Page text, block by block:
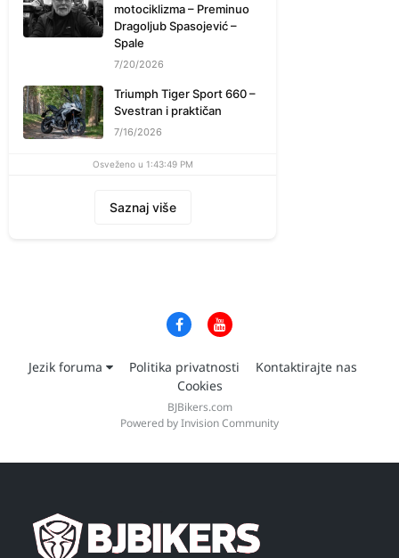
motociklizma – Preminuo
Dragoljub Spasojević –
Spale
7/20/2026
Triumph Tiger Sport 660 –
Svestran i praktičan
7/16/2026
Osveženo u 1:43:49 PM
Saznaj više
Jezik foruma Politika privatnosti
Kontaktirajte nas
Cookies
BJBikers.com
Powered by Invision Community